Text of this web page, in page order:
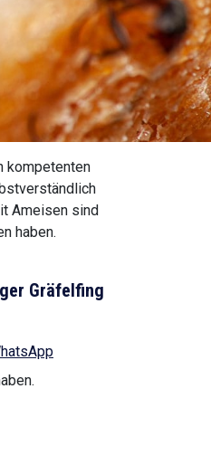
kompetenten
Ameisen sind
haben.
Gräfelfing